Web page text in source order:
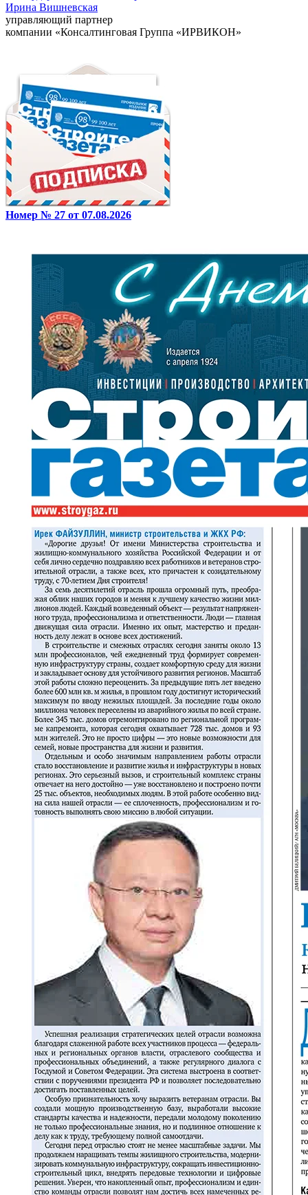
Ирина Вишневская
управляющий партнер
компании «Консалтинговая Группа «ИРВИКОН»
Номер № 27 от 07.08.2026